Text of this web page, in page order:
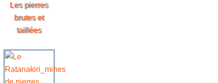
Les pierres
brutes et
taillées